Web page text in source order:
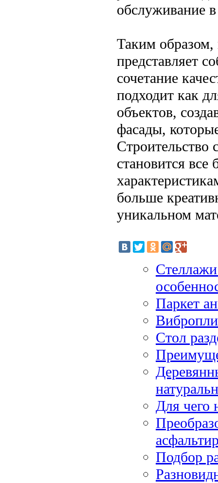
обслуживание
Таким
представляет
сочетание
подходит как
объектов,
фасады,
Строительство
становится все
больше
уникальном
Паркет
Стол
Для чего
Подбор